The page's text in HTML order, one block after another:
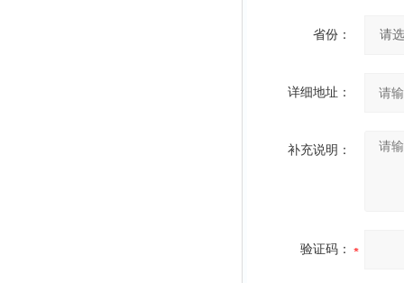
省份：
详细地址：
补充说明：
验证码：